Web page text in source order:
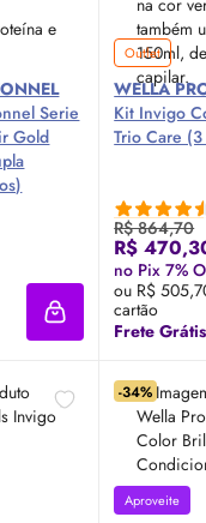
Serie
Gold
Adicionar à sacola
Outlet
WELLA
Kit Invigo
Trio Care
R$ 864,70
R$
no Pix 7%
ou R$
cartão
Frete Grátis
-34%
Aproveite